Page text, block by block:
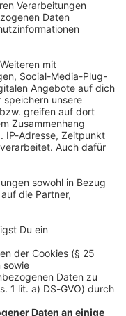
sagen?
dpa:260617-930-240227/4